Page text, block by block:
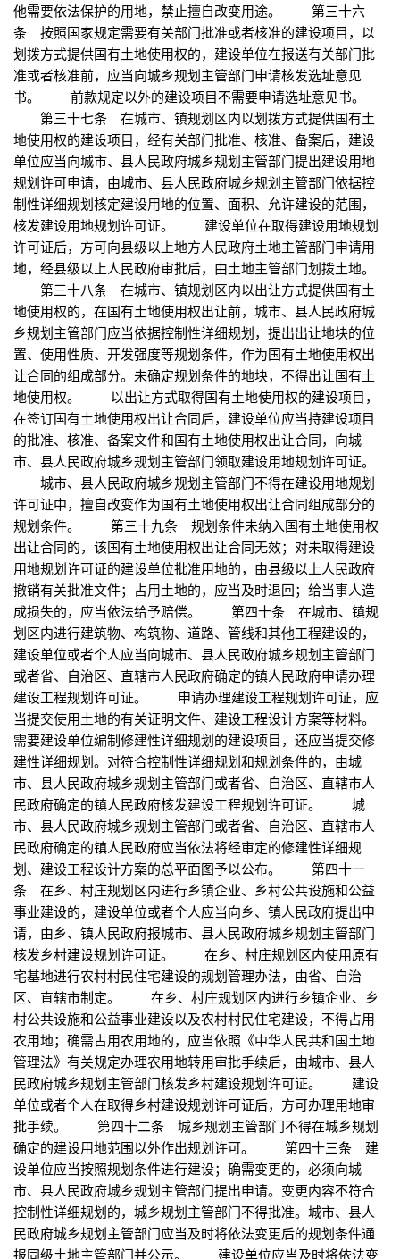
他需要依法保护的用地，禁止擅自改变用途。 第三十六
条 按照国家规定需要有关部门批准或者核准的建设项目，以
划拨方式提供国有土地使用权的，建设单位在报送有关部门批
准或者核准前，应当向城乡规划主管部门申请核发选址意见
书。 前款规定以外的建设项目不需要申请选址意见书。
第三十七条 在城市、镇规划区内以划拨方式提供国有土
地使用权的建设项目，经有关部门批准、核准、备案后，建设
单位应当向城市、县人民政府城乡规划主管部门提出建设用地
规划许可申请，由城市、县人民政府城乡规划主管部门依据控
制性详细规划核定建设用地的位置、面积、允许建设的范围，
核发建设用地规划许可证。 建设单位在取得建设用地规划
许可证后，方可向县级以上地方人民政府土地主管部门申请用
地，经县级以上人民政府审批后，由土地主管部门划拨土地。
第三十八条 在城市、镇规划区内以出让方式提供国有土
地使用权的，在国有土地使用权出让前，城市、县人民政府城
乡规划主管部门应当依据控制性详细规划，提出出让地块的位
置、使用性质、开发强度等规划条件，作为国有土地使用权出
让合同的组成部分。未确定规划条件的地块，不得出让国有土
地使用权。 以出让方式取得国有土地使用权的建设项目，
在签订国有土地使用权出让合同后，建设单位应当持建设项目
的批准、核准、备案文件和国有土地使用权出让合同，向城
市、县人民政府城乡规划主管部门领取建设用地规划许可证。
城市、县人民政府城乡规划主管部门不得在建设用地规划
许可证中，擅自改变作为国有土地使用权出让合同组成部分的
规划条件。 第三十九条 规划条件未纳入国有土地使用权
出让合同的，该国有土地使用权出让合同无效；对未取得建设
用地规划许可证的建设单位批准用地的，由县级以上人民政府
撤销有关批准文件；占用土地的，应当及时退回；给当事人造
成损失的，应当依法给予赔偿。 第四十条 在城市、镇规
划区内进行建筑物、构筑物、道路、管线和其他工程建设的，
建设单位或者个人应当向城市、县人民政府城乡规划主管部门
或者省、自治区、直辖市人民政府确定的镇人民政府申请办理
建设工程规划许可证。 申请办理建设工程规划许可证，应
当提交使用土地的有关证明文件、建设工程设计方案等材料。
需要建设单位编制修建性详细规划的建设项目，还应当提交修
建性详细规划。对符合控制性详细规划和规划条件的，由城
市、县人民政府城乡规划主管部门或者省、自治区、直辖市人
民政府确定的镇人民政府核发建设工程规划许可证。 城
市、县人民政府城乡规划主管部门或者省、自治区、直辖市人
民政府确定的镇人民政府应当依法将经审定的修建性详细规
划、建设工程设计方案的总平面图予以公布。 第四十一
条 在乡、村庄规划区内进行乡镇企业、乡村公共设施和公益
事业建设的，建设单位或者个人应当向乡、镇人民政府提出申
请，由乡、镇人民政府报城市、县人民政府城乡规划主管部门
核发乡村建设规划许可证。 在乡、村庄规划区内使用原有
宅基地进行农村村民住宅建设的规划管理办法，由省、自治
区、直辖市制定。 在乡、村庄规划区内进行乡镇企业、乡
村公共设施和公益事业建设以及农村村民住宅建设，不得占用
农用地；确需占用农用地的，应当依照《中华人民共和国土地
管理法》有关规定办理农用地转用审批手续后，由城市、县人
民政府城乡规划主管部门核发乡村建设规划许可证。 建设
单位或者个人在取得乡村建设规划许可证后，方可办理用地审
批手续。 第四十二条 城乡规划主管部门不得在城乡规划
确定的建设用地范围以外作出规划许可。 第四十三条 建
设单位应当按照规划条件进行建设；确需变更的，必须向城
市、县人民政府城乡规划主管部门提出申请。变更内容不符合
控制性详细规划的，城乡规划主管部门不得批准。城市、县人
民政府城乡规划主管部门应当及时将依法变更后的规划条件通
报同级土地主管部门并公示。 建设单位应当及时将依法变